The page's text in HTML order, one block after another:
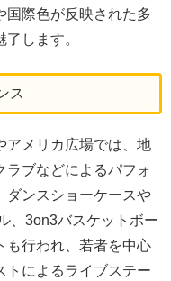
国際色が反映された多
します。
ス
アメリカ広場では、地
ラブなどによるパフォ
ダンスショーケースや
、3on3バスケットボー
も行われ、若者を中心
トによるライブステー